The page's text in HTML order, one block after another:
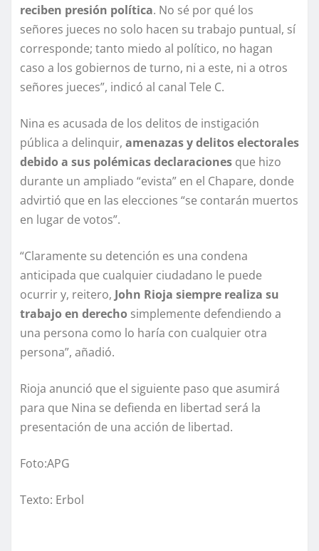
reciben presión política. No sé por qué los
señores jueces no solo hacen su trabajo puntual, sí
corresponde; tanto miedo al político, no hagan
caso a los gobiernos de turno, ni a este, ni a otros
señores jueces”, indicó al canal Tele C.
Nina es acusada de los delitos de instigación
pública a delinquir, amenazas y delitos electorales
debido a sus polémicas declaraciones que hizo
durante un ampliado “evista” en el Chapare, donde
advirtió que en las elecciones “se contarán muertos
en lugar de votos”.
“Claramente su detención es una condena
anticipada que cualquier ciudadano le puede
ocurrir y, reitero, John Rioja siempre realiza su
trabajo en derecho simplemente defendiendo a
una persona como lo haría con cualquier otra
persona”, añadió.
Rioja anunció que el siguiente paso que asumirá
para que Nina se defienda en libertad será la
presentación de una acción de libertad.
Foto:APG
Texto: Erbol